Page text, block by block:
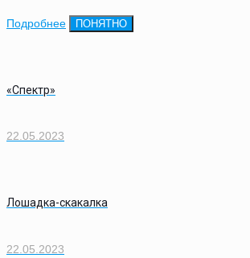
Подробнее ПОНЯТНО
«Спектр»
22.05.2023
Лошадка-скакалка
22.05.2023